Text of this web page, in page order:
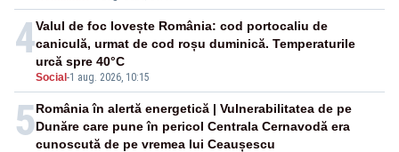
4
Social-1 aug. 2026, 10:15
Valul de foc lovește România: cod portocaliu de
caniculă, urmat de cod roșu duminică. Temperaturile
urcă spre 40°C
5România în alertă energetică | Vulnerabilitatea de pe
Dunăre care pune în pericol Centrala Cernavodă era
cunoscută de pe vremea lui Ceaușescu